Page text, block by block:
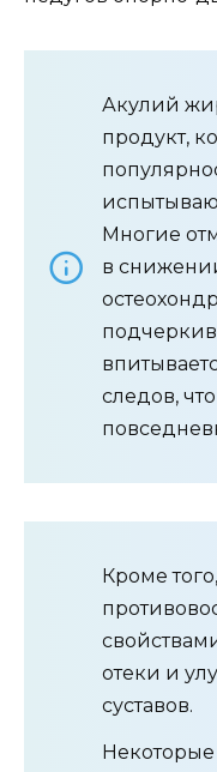
Акулий
продукт,
Многие
в
следов,
Кроме
отеки и
суставов.